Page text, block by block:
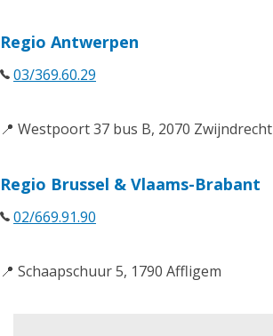
Regio Antwerpen
03/369.60.29
📍 Westpoort 37 bus B, 2070 Zwijndrecht
Regio Brussel & Vlaams-Brabant
02/669.91.90
📍 Schaapschuur 5, 1790 Affligem